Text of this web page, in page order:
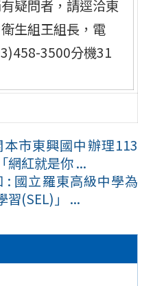
疑問者，請逕洽東
生組王組長，電
3500分機31
本市東興國中辦理113
網紅就是你 ...
: 國立羅東高級中學為
習(SEL)」 ...